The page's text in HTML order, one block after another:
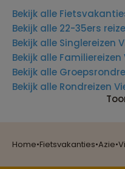
Home•Fietsvakanties•Azie•
Bekijk alle
Bekijk alle 22-35ers
Bekijk alle Singlereizen
Bekijk alle
Bekijk alle
Bekijk alle Rondreizen